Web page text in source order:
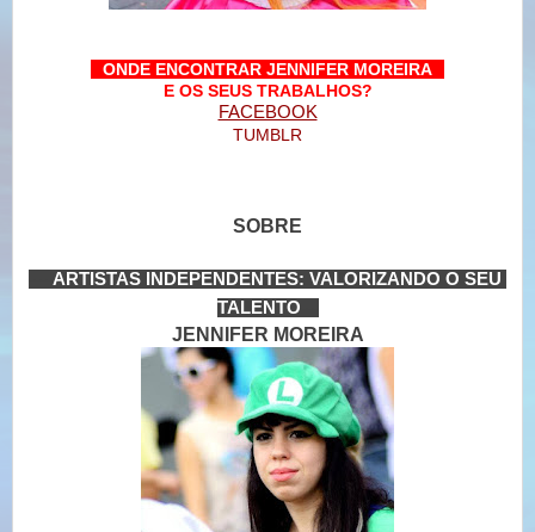
ONDE ENCONTRAR JENNIFER MOREIRA
E OS SEUS TRABALHOS?
FACEBOOK
TUMBLR
SOBRE
ARTISTAS INDEPENDENTES: VALORIZANDO O SEU
TALENTO
JENNIFER MOREIRA